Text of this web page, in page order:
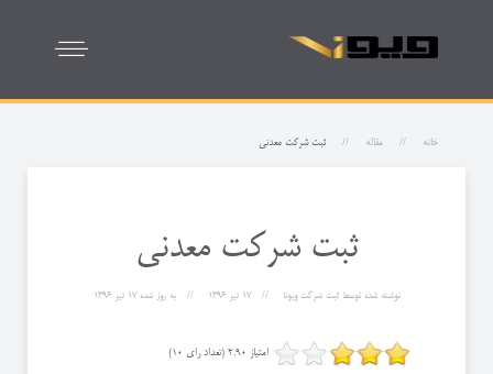
خانه مقاله ثبت شرکت معدنی
ثبت شرکت معدنی
نوشته شده توسطثبت شرکت ویونا 17 تیر 1396 به روز شده17 تیر 1396
امتیاز 2.90 (تعداد رای 10)